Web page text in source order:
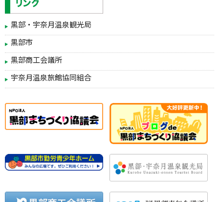
黒部・宇奈月温泉観光局
黒部市
黒部商工会議所
宇奈月温泉旅館協同組合